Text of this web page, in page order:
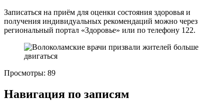
Записаться на приём для оценки состояния здоровья и
получения индивидуальных рекомендаций можно через
региональный портал «Здоровье» или по телефону 122.
Просмотры: 89
Навигация по записям